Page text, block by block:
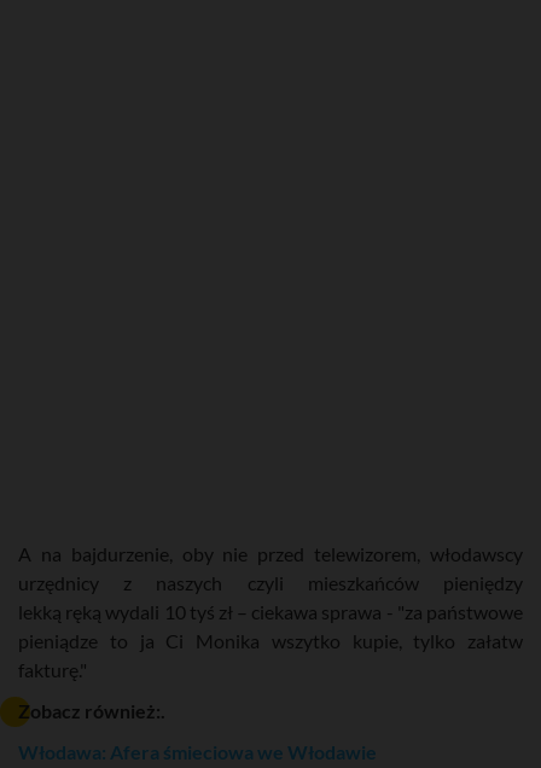
A na bajdurzenie, oby nie przed telewizorem, włodawscy
urzędnicy z naszych czyli mieszkańców pieniędzy
lekką ręką wydali 10 tyś zł – ciekawa sprawa - "za państwowe
pieniądze to ja Ci Monika wszytko kupie, tylko załatw
fakturę."
Zobacz również:.
Włodawa: Afera śmieciowa we Włodawie